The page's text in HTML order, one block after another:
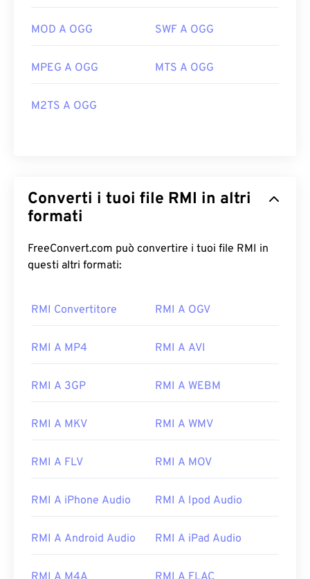
00 00 00 00
00 00 00 00
MOD A OGG SWF A OGG
MPEG A OGG MTS A OGG
M2TS A OGG
Converti i tuoi file RMI in altri
formati
FreeConvert.com può convertire i tuoi file RMI in
questi altri formati:
RMI Convertitore RMI A OGV
RMI A MP4 RMI A AVI
RMI A 3GP RMI A WEBM
RMI A MKV RMI A WMV
RMI A FLV RMI A MOV
RMI A iPhone Audio RMI A Ipod Audio
RMI A Android Audio RMI A iPad Audio